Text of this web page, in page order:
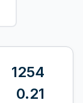
1254
0.21